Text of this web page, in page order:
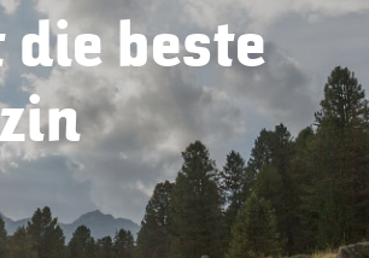
beste